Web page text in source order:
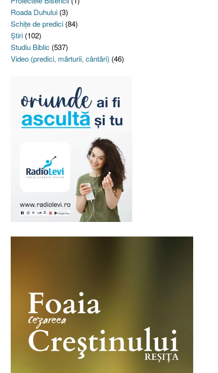
Roada Duhului (3)
Schiţe de predici (84)
Ştiri (102)
Studiu Biblic (537)
Video (predici, mărturii, cântări) (46)